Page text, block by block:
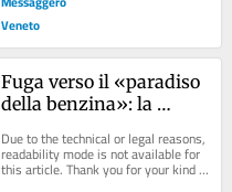
Veneto
Fuga verso il «paradiso
della benzina»: la
e gli austriaci
prosciugano i
Due to the technical or legal reasons,
readability mode is not available for
this article. Thank you for your kind